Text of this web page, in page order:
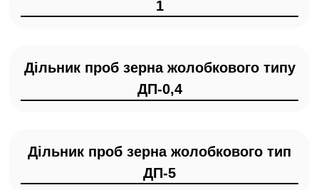
1
Дільник проб зерна жолобкового типу
ДП-0,4
Дільник проб зерна жолобкового тип
ДП-5